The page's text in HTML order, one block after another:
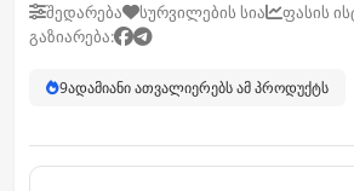
შედარება სურვილების სია
ფასის
გაზიარება:
9ადამიანი ათვალიერებს ამ პროდუქტს